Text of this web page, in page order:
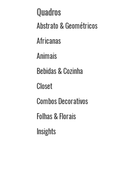
Quadros
Abstrato & Geométricos
Africanas
Animais
Bebidas & Cozinha
Closet
Combos Decorativos
Folhas & Florais
Insights